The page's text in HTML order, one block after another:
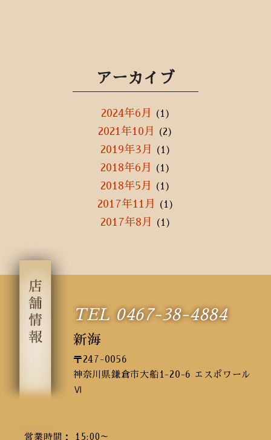
アーカイブ
2024年6月 (1)
2021年10月 (2)
2019年3月 (1)
2018年6月 (1)
2018年5月 (1)
2017年11月 (1)
2017年8月 (1)
TEL 0467-38-4884
新海
〒247-0056
神奈川県鎌倉市大船1-20-6 エスポワール
Ⅵ
営業時間： 15:00～